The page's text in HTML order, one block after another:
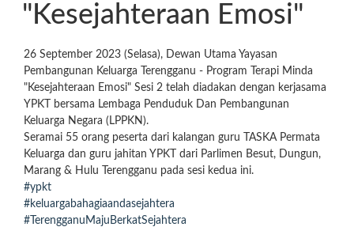
"Kesejahteraan Emosi"
26 September 2023 (Selasa), Dewan Utama Yayasan
Pembangunan Keluarga Terengganu - Program Terapi Minda
"Kesejahteraan Emosi" Sesi 2 telah diadakan dengan kerjasama
YPKT bersama Lembaga Penduduk Dan Pembangunan
Keluarga Negara (LPPKN).
Seramai 55 orang peserta dari kalangan guru TASKA Permata
Keluarga dan guru jahitan YPKT dari Parlimen Besut, Dungun,
Marang & Hulu Terengganu pada sesi kedua ini.
#ypkt
#keluargabahagiaandasejahtera
#TerengganuMajuBerkatSejahtera